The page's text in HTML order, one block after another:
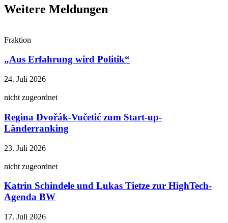
Weitere Meldungen
Fraktion
„Aus Erfahrung wird Politik“
24. Juli 2026
nicht zugeordnet
Regina Dvořák-Vučetić zum Start-up-
Länderranking
23. Juli 2026
nicht zugeordnet
Katrin Schindele und Lukas Tietze zur HighTech-
Agenda BW
17. Juli 2026